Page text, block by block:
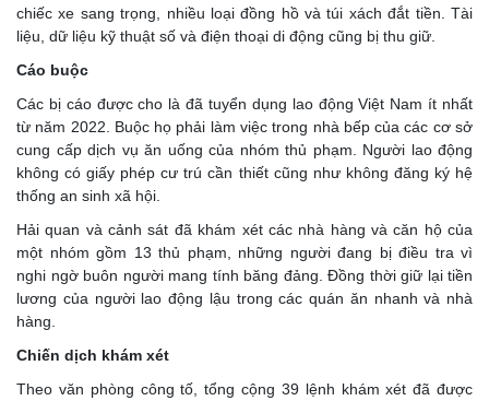
chiếc xe sang trọng, nhiều loại đồng hồ và túi xách đắt tiền. Tài
liệu, dữ liệu kỹ thuật số và điện thoại di động cũng bị thu giữ.
Cáo buộc
Các bị cáo được cho là đã tuyển dụng lao động Việt Nam ít nhất
từ năm 2022. Buộc họ phải làm việc trong nhà bếp của các cơ sở
cung cấp dịch vụ ăn uống của nhóm thủ phạm. Người lao động
không có giấy phép cư trú cần thiết cũng như không đăng ký hệ
thống an sinh xã hội.
Hải quan và cảnh sát đã khám xét các nhà hàng và căn hộ của
một nhóm gồm 13 thủ phạm, những người đang bị điều tra vì
nghi ngờ buôn người mang tính băng đảng. Đồng thời giữ lại tiền
lương của người lao động lậu trong các quán ăn nhanh và nhà
hàng.
Chiến dịch khám xét
Theo văn phòng công tố, tổng cộng 39 lệnh khám xét đã được